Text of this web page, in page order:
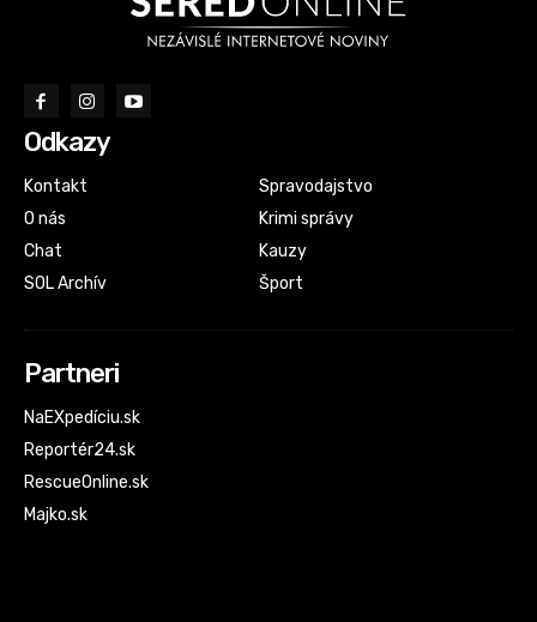
Odkazy
Kontakt
O nás
Chat
SOL Archív
Spravodajstvo
Krimi správy
Kauzy
Šport
Partneri
NaEXpedíciu.sk
Reportér24.sk
RescueOnline.sk
Majko.sk